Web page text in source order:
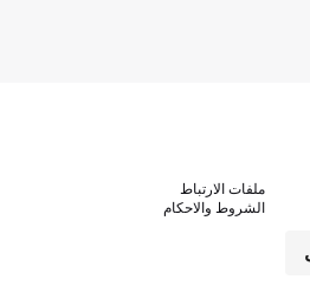
ملفات الارتباط
الشروط والاحكام